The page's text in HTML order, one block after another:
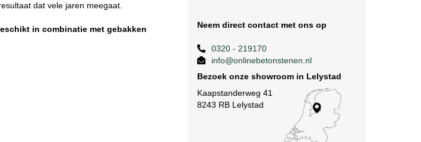
dat vele jaren meegaat.
in combinatie met gebakken
Neem direct contact met ons op
0320 - 219170
info@onlinebetonstenen.nl
Bezoek onze showroom in Lelystad
Kaapstanderweg 41
8243 RB Lelystad